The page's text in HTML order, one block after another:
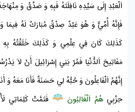
اَلْعَبْدِ إِلَى سَيِّدِهِ نَافِلَتَهُ فَبِهِ وَ صَدِّقْ وَ
فَإِنَّهُ أُمِّيٌّ وَ هُوَ عَبْدٌ صِدْقٌ مُبَارَكٌ لَهُ فِيمَا
كَذَلِكَ كَانَ فِي عِلْمِي وَ كَذَلِكَ خَلَقْتُهُ بِهِ
مَفَاتِيحَ اَلدُّنْيَا فَمُرْ بَنِي إِسْرَائِيلَ أَنْ لاَ
إِنَّهُمُ اَلْفَاعِلُونَ وَ حُبُّهُ لِي حَسَنَةٌ فَأَنَا مَعَهُ
حِزْبِيهُمُ اَلْغٰالِبُونَ
فَتَمَّتْ كَلِمَاتِي